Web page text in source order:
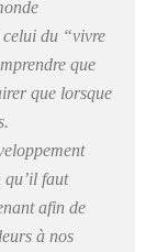
du “vivre
que
que lorsque
faut
afin de
à nos